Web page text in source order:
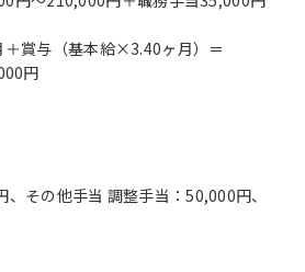
賞与（基本給×3.40ヶ月）＝
円
その他手当 調整手当：50,000円、